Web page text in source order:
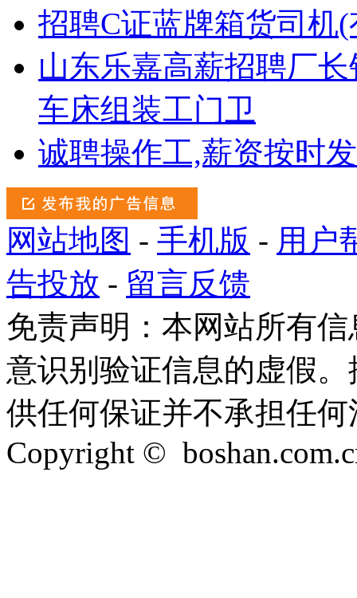
招聘C证蓝牌箱货司机
山东乐嘉高薪招聘厂
车床组装工门卫
诚聘操作工,薪资按时
网站地图 - 手机版 - 用户
告投放 - 留言反馈
免责声明：本网站所有
意识别验证信息的虚假
供任何保证并不承担任
Copyright ©